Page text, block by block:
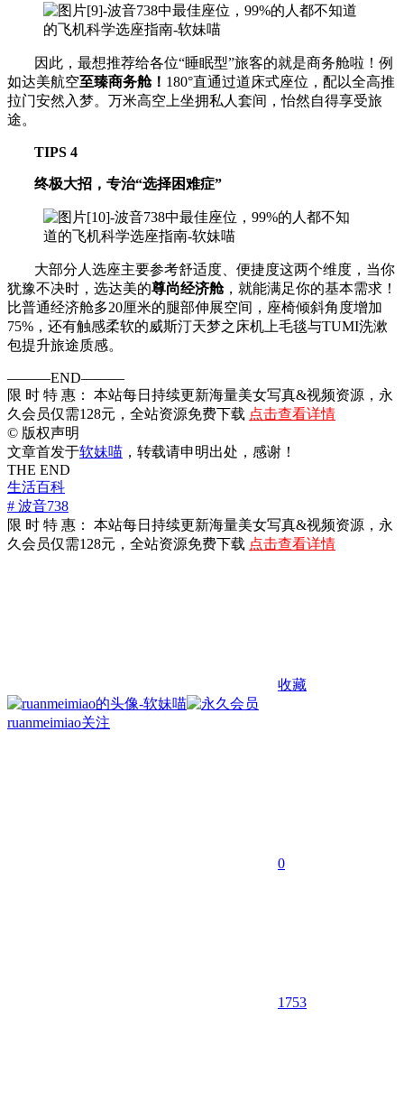
因此，最想推荐给各位“睡眠型”旅客的就是商务舱啦！例
如达美航空至臻商务舱！ 180°直通过道床式座位，配以全高推
拉门安然入梦。万米高空上坐拥私人套间，怡然自得享受旅
途。
TIPS 4
终极大招，专治“选择困难症”
大部分人选座主要参考舒适度、便捷度这两个维度，当你
犹豫不决时，选达美的尊尚经济舱，就能满足你的基本需求！
比普通经济舱多20厘米的腿部伸展空间，座椅倾斜角度增加
75%，还有触感柔软的威斯汀天梦之床机上毛毯与TUMI洗漱
包提升旅途质感。
———END———
限 时 特 惠： 本站每日持续更新海量美女写真&视频资源，永
久会员仅需128元，全站资源免费下载 点击查看详情
© 版权声明
文章首发于软妹喵 ，转载请申明出处，感谢！
THE END
生活百科
# 波音738
限 时 特 惠： 本站每日持续更新海量美女写真&视频资源，永
久会员仅需128元，全站资源免费下载 点击查看详情
收藏
ruanmeimiao关注
0
1753